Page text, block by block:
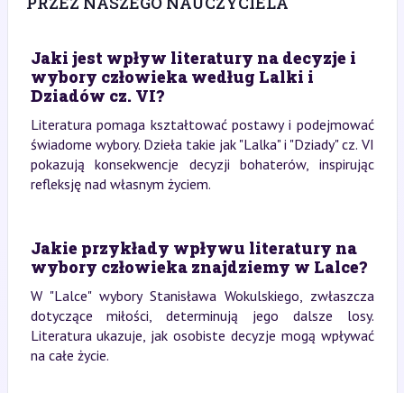
Jaki jest wpływ literatury na decyzje i
wybory człowieka według Lalki i
Dziadów cz. VI?
Literatura pomaga kształtować postawy i podejmować
świadome wybory. Dzieła takie jak "Lalka" i "Dziady" cz. VI
pokazują konsekwencje decyzji bohaterów, inspirując
refleksję nad własnym życiem.
Jakie przykłady wpływu literatury na
wybory człowieka znajdziemy w Lalce?
W "Lalce" wybory Stanisława Wokulskiego, zwłaszcza
dotyczące miłości, determinują jego dalsze losy.
Literatura ukazuje, jak osobiste decyzje mogą wpływać
na całe życie.